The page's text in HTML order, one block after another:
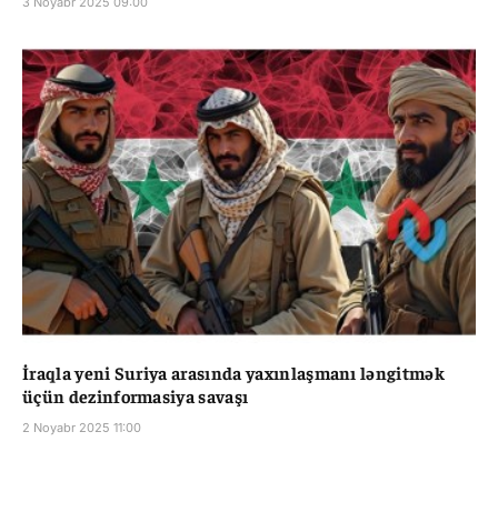
İraqla yeni Suriya arasında yaxınlaşmanı ləngitmək
üçün dezinformasiya savaşı
2 Noyabr 2025 11:00